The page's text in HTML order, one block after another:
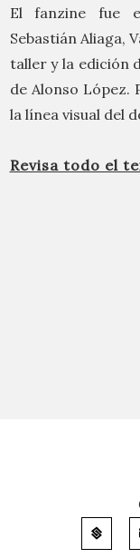
El fanzine fue
Sebastián Aliaga,
taller y la edición
de Alonso López.
la línea visual del
Revisa todo el